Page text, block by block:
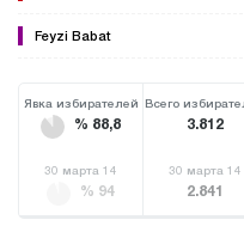
Feyzi Babat
Явка избирателей
% 88,8
Всего
3.812
30 марта 14
% 94
30 марта 14
2.841